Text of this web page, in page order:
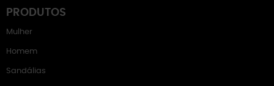
PRODUTOS
Mulher
Homem
Sandálias